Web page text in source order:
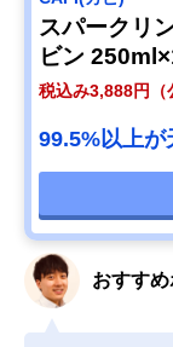
スパークリ
ビン
税込み3,888円（
99.5%以上が
おすすめ